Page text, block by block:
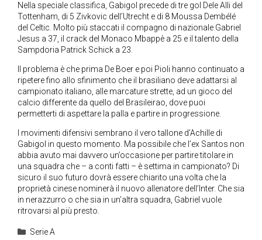
Nella speciale classifica, Gabigol precede di tre gol Dele Alli del
Tottenham, di 5 Zivkovic dell’Utrecht e di 8 Moussa Dembélé
del Celtic. Molto più staccati il compagno di nazionale Gabriel
Jesus a 37, il crack del Monaco Mbappè a 25 e il talento della
Sampdoria Patrick Schick a 23.
Il problema è che prima De Boer e poi Pioli hanno continuato a
ripetere fino allo sfinimento che il brasiliano deve adattarsi al
campionato italiano, alle marcature strette, ad un gioco del
calcio differente da quello del Brasileirao, dove puoi
permetterti di aspettare la palla e partire in progressione.
I movimenti difensivi sembrano il vero tallone d’Achille di
Gabigol in questo momento. Ma possibile che l’ex Santos non
abbia avuto mai davvero un’occasione per partire titolare in
una squadra che – a conti fatti – è settima in campionato? Di
sicuro il suo futuro dovrà essere chiarito una volta che la
proprietà cinese nominerà il nuovo allenatore dell’Inter. Che sia
in nerazzurro o che sia in un’altra squadra, Gabriel vuole
ritrovarsi al più presto.
Categorie
Serie A